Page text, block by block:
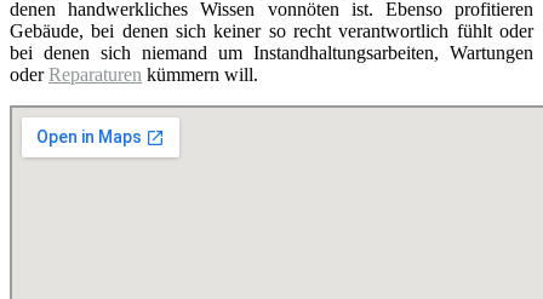
denen handwerkliches Wissen vonnöten ist. Ebenso profitieren
Gebäude, bei denen sich keiner so recht verantwortlich fühlt oder
bei denen sich niemand um Instandhaltungsarbeiten, Wartungen
oderReparaturen kümmern will.